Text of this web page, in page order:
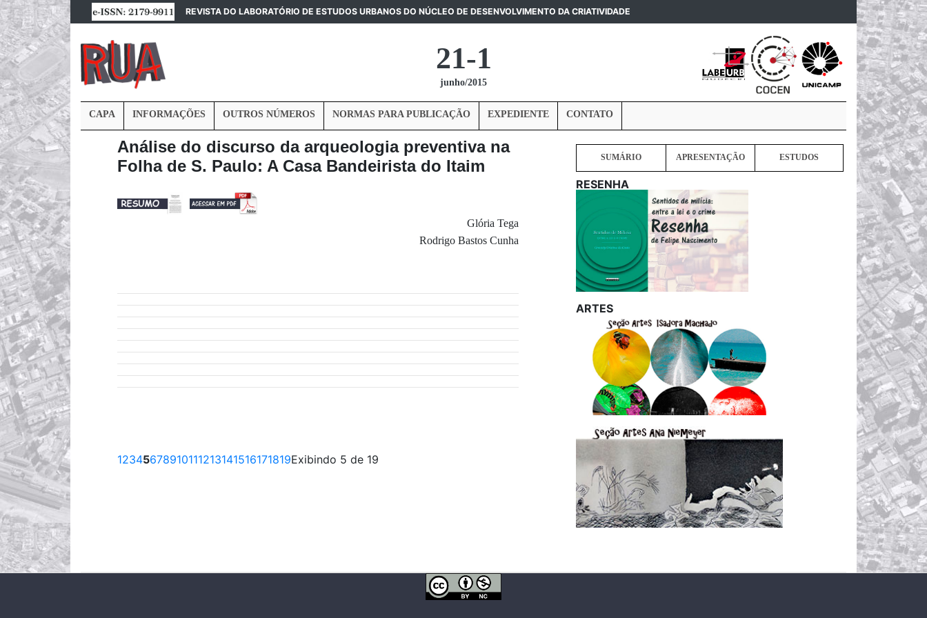
REVISTA DO LABORATÓRIO DE ESTUDOS URBANOS DO NÚCLEO DE DESENVOLVIMENTO DA CRIATIVIDADE
21-1
junho/2015
CAPA INFORMAÇÕES OUTROS NÚMEROS NORMAS PARA PUBLICAÇÃO EXPEDIENTE CONTATO
Análise do discurso da arqueologia preventiva na
Folha de S. Paulo: A Casa Bandeirista do Itaim
Glória Tega
Rodrigo Bastos Cunha
12345678910111213141516171819Exibindo 5 de 19
SUMÁRIO APRESENTAÇÃO ESTUDOS
RESENHA
ARTES